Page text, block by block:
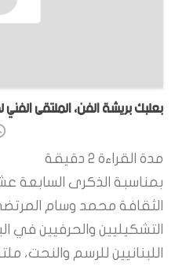
بعلبك بريشة الفن، الملتقى الفني
مدة القراءة 2 دقيقة
بمناسبة الذكرى السابعة
الثقافة محمد وسام
التشكيليين والحرفيين في
اللبنانيين للرسم والنحت،